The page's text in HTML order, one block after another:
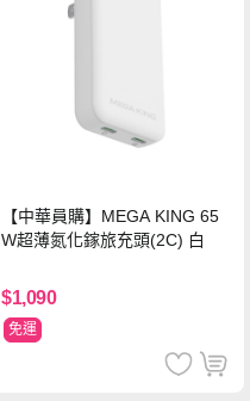
【中華員購】MEGA KING 65
W超薄氮化鎵旅充頭(2C) 白
$1,090
免運